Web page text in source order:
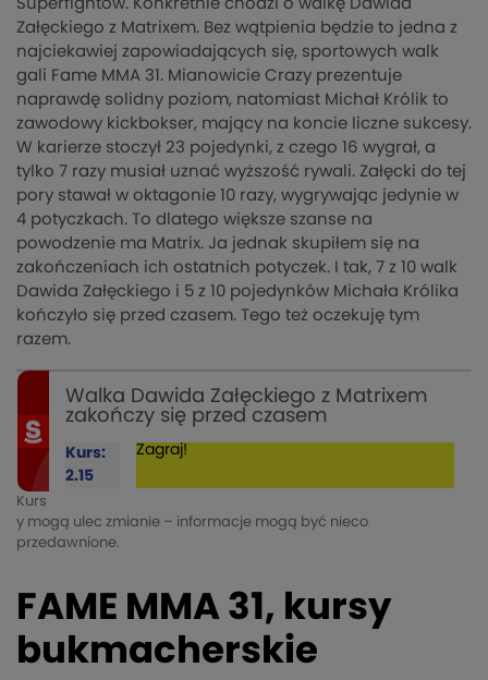
Superfightów. Konkretnie chodzi o walkę Dawida
Załęckiego z Matrixem. Bez wątpienia będzie to jedna z
najciekawiej zapowiadających się, sportowych walk
gali Fame MMA 31. Mianowicie Crazy prezentuje
naprawdę solidny poziom, natomiast Michał Królik to
zawodowy kickbokser, mający na koncie liczne sukcesy.
W karierze stoczył 23 pojedynki, z czego 16 wygrał, a
tylko 7 razy musiał uznać wyższość rywali. Załęcki do tej
pory stawał w oktagonie 10 razy, wygrywając jedynie w
4 potyczkach. To dlatego większe szanse na
powodzenie ma Matrix. Ja jednak skupiłem się na
zakończeniach ich ostatnich potyczek. I tak, 7 z 10 walk
Dawida Załęckiego i 5 z 10 pojedynków Michała Królika
kończyło się przed czasem. Tego też oczekuję tym
razem.
Walka Dawida Załęckiego z Matrixem
zakończy się przed czasem
Kurs:
2.15
Zagraj!
Kurs
y mogą ulec zmianie – informacje mogą być nieco
przedawnione.
FAME MMA 31, kursy
bukmacherskie